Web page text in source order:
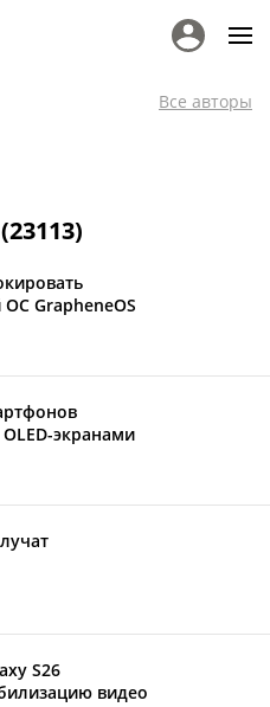
Все авторы
23113)
GrapheneOS
экранами
S26
видео